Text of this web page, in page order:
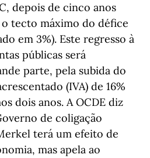
depois de cinco anos
tecto máximo do défice
em 3%). Este regresso à
públicas será
parte, pela subida do
(IVA) de 16%
dois anos. A OCDE diz
de coligação
terá um efeito de
mas apela ao